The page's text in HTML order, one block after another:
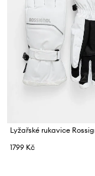
Lyžařské rukavice
1799 Kč